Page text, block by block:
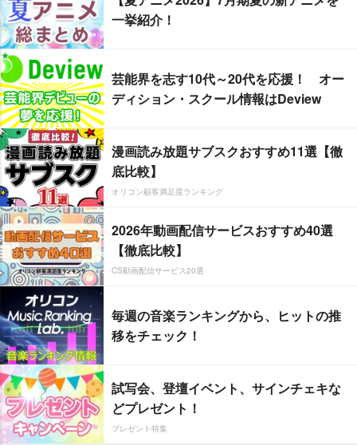
一挙紹介！
芸能界を志す10代～20代を応援！ オー
ディション・スクール情報はDeview
漫画読み放題サブスクおすすめ11選【徹
底比較】
オリコン顧客満足度ランキング
2026年動画配信サービスおすすめ40選
【徹底比較】
CS動画配信サービス20選
毎週の音楽ランキングから、ヒットの推
移をチェック！
試写会、登壇イベント、サインチェキな
どプレゼント！
プレゼント特集